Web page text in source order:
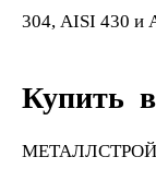
304, AISI 430 и
Купить
МЕТАЛЛСТРОЙ